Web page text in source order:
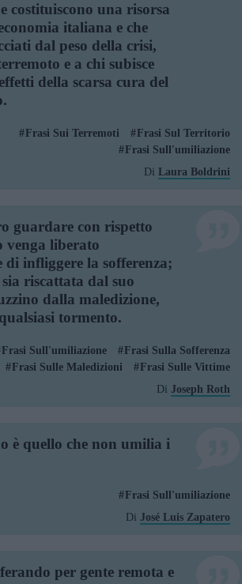
costituiscono una risorsa
italiana e che
dal peso della crisi,
e a chi subisce
della scarsa cura del
Frasi Sui Terremoti
Frasi Sul Territorio
Frasi Sull'umiliazione
Di Laura Boldrini
guardare con rispetto
venga liberato
infliggere la sofferenza;
riscattata dal suo
dalla maledizione,
tormento.
Frasi Sull'umiliazione
Frasi Sulla Sofferenza
Frasi Sulle Maledizioni
Frasi Sulle Vittime
Di Joseph Roth
è quello che non umilia i
Frasi Sull'umiliazione
Di José Luis Zapatero
per gente remota e